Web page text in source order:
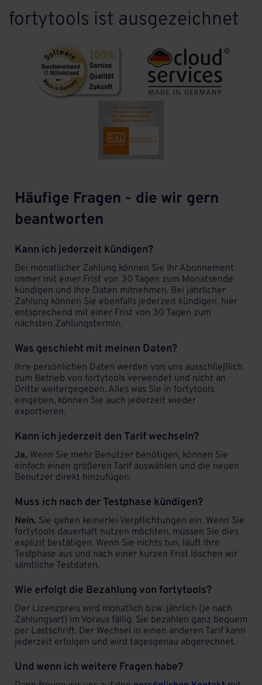
fortytools ist ausgezeichnet
Häufige Fragen - die wir gern
beantworten
Kann ich jederzeit kündigen?
Bei monatlicher Zahlung können Sie Ihr Abonnement
immer mit einer Frist von 30 Tagen zum Monatsende
kündigen und Ihre Daten mitnehmen. Bei jährlicher
Zahlung können Sie ebenfalls jederzeit kündigen, hier
entsprechend mit einer Frist von 30 Tagen zum
nächsten Zahlungstermin.
Was geschieht mit meinen Daten?
Ihre persönlichen Daten werden von uns ausschließlich
zum Betrieb von fortytools verwendet und nicht an
Dritte weitergegeben. Alles was Sie in fortytools
eingeben, können Sie auch jederzeit wieder
exportieren.
Kann ich jederzeit den Tarif wechseln?
Ja. Wenn Sie mehr Benutzer benötigen, können Sie
einfach einen größeren Tarif auswählen und die neuen
Benutzer direkt hinzufügen.
Muss ich nach der Testphase kündigen?
Nein. Sie gehen keinerlei Verpflichtungen ein. Wenn Sie
fortytools dauerhaft nutzen möchten, müssen Sie dies
explizit bestätigen. Wenn Sie nichts tun, läuft Ihre
Testphase aus und nach einer kurzen Frist löschen wir
sämtliche Testdaten.
Wie erfolgt die Bezahlung von fortytools?
Der Lizenzpreis wird monatlich bzw. jährlich (je nach
Zahlungsart) im Voraus fällig. Sie bezahlen ganz bequem
per Lastschrift. Der Wechsel in einen anderen Tarif kann
jederzeit erfolgen und wird tagesgenau abgerechnet.
Und wenn ich weitere Fragen habe?